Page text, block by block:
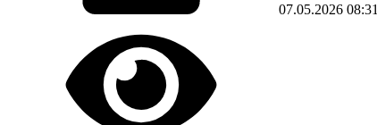
07.05.2026 08:31